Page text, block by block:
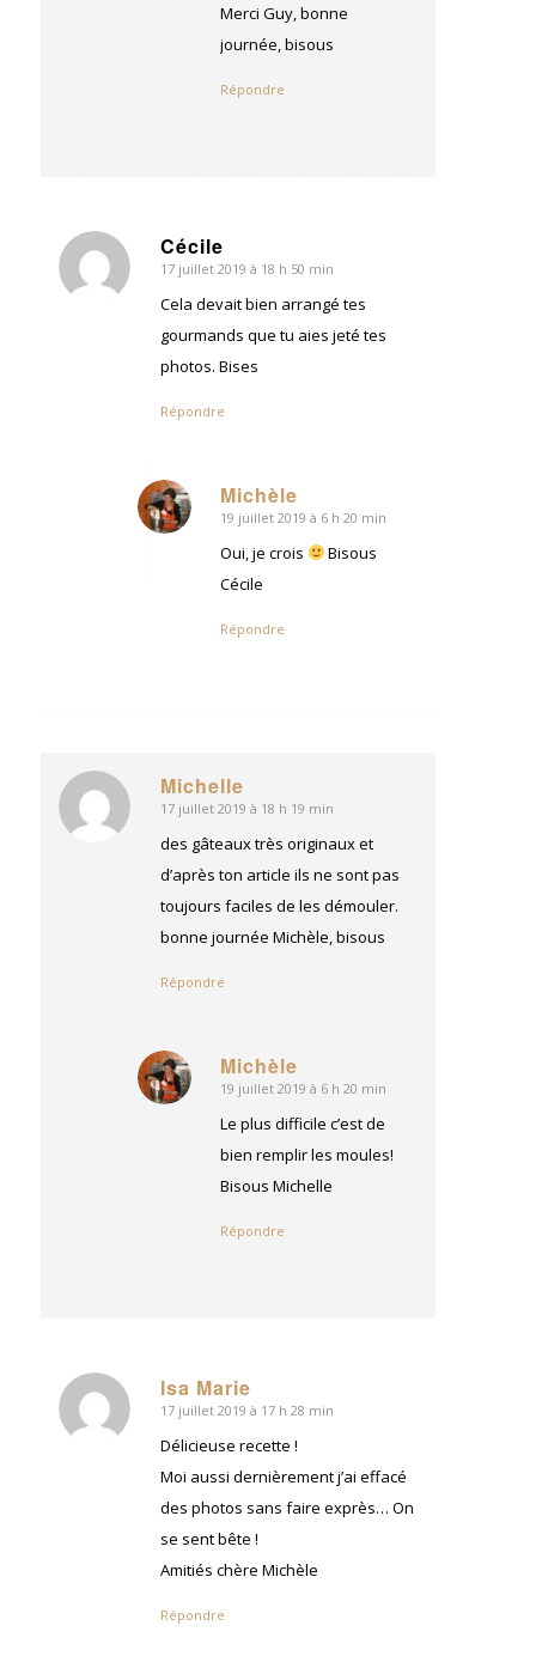
Merci Guy, bonne
journée, bisous
Répondre
Cécile
dit
:
17 juillet 2019 à 18 h 50 min
Cela devait bien arrangé tes
gourmands que tu aies jeté tes
photos. Bises
Répondre
Michèle
dit
19 juillet 2019 à 6 h 20 min
Oui, je crois
Bisous
Cécile
Répondre
Michelle
dit
:
17 juillet 2019 à 18 h 19 min
des gâteaux très originaux et
d’après ton article ils ne sont pas
toujours faciles de les démouler.
bonne journée Michèle, bisous
Répondre
Michèle
dit
19 juillet 2019 à 6 h 20 min
Le plus difficile c’est de
bien remplir les moules!
Bisous Michelle
Répondre
Isa Marie
dit
17 juillet 2019 à 17 h 28 min
Délicieuse recette !
Moi aussi dernièrement j’ai effacé
des photos sans faire exprès… On
se sent bête !
Amitiés chère Michèle
Répondre